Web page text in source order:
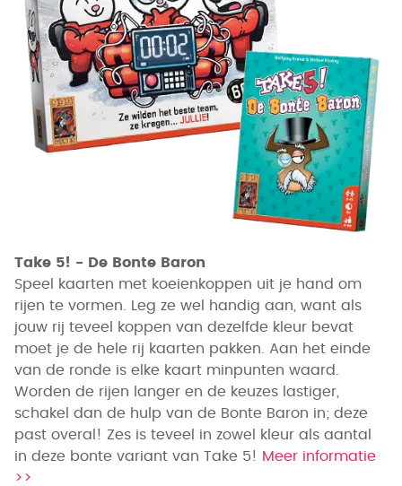
Take 5! - De Bonte Baron
Speel kaarten met koeienkoppen uit je hand om
rijen te vormen. Leg ze wel handig aan, want als
jouw rij teveel koppen van dezelfde kleur bevat
moet je de hele rij kaarten pakken. Aan het einde
van de ronde is elke kaart minpunten waard.
Worden de rijen langer en de keuzes lastiger,
schakel dan de hulp van de Bonte Baron in; deze
past overal! Zes is teveel in zowel kleur als aantal
in deze bonte variant van Take 5!
Meer informatie
>>